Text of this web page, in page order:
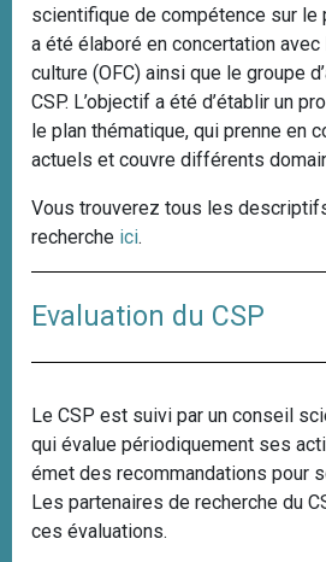
scientifique de compétence sur le
a été élaboré en concertation avec
culture (OFC) ainsi que le groupe
CSP. L’objectif a été d’établir un
le plan thématique, qui prenne en
actuels et couvre différents
Vous trouverez tous les
recherche ici.
Evaluation du CSP
Le CSP est suivi par un conseil
qui évalue périodiquement ses
émet des recommandations pour
Les partenaires de recherche du
ces évaluations.